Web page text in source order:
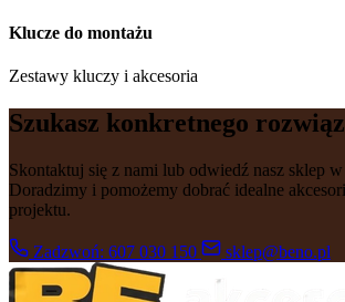
Klucze do montażu
Zestawy kluczy i akcesoria
Szukasz konkretnego
Skontaktuj się z nami lub odwiedź nasz sklep
Doradzimy i pomożemy dobrać idealne
projektu.
Zadzwoń: 607 030 150 sklep@beno.pl